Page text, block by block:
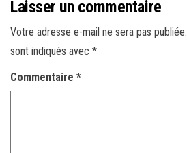
Laisser un commentaire
Votre adresse e-mail ne sera pas publiée.
sont indiqués avec *
Commentaire *